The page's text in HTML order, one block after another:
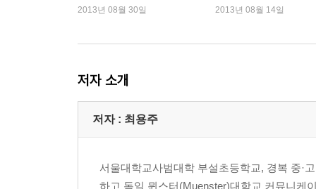
이
2013년 08월 30일 2013년 08월 14일
저자 소개
저자 : 최용주
서울대학교사범대학 부설초등학교, 경복 중·
하고 독일 뮌스터(Muenster)대학교 커뮤니케